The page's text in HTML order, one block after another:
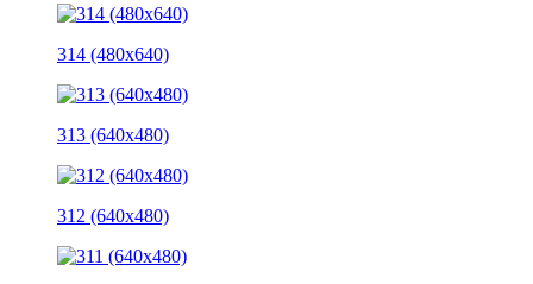
314 (480x640)
313 (640x480)
312 (640x480)